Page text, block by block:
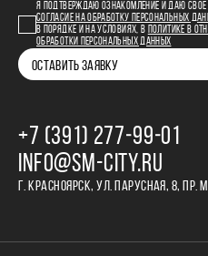
Я ПОДТВЕРЖДАЮ ОЗНАКОМЛЕНИЕ И ДАЮ СВОЕ
СОГЛАСИЕ НА ОБРАБОТКУ ПЕРСОНАЛЬНЫХ
В ПОРЯДКЕ И НА УСЛОВИЯХ, В
ПОЛИТИКЕ В
ОБРАБОТКИ ПЕРСОНАЛЬНЫХ ДАННЫХ
ОСТАВИТЬ ЗАЯВКУ
+7 (391) 277‒99‒01
INFO@SM-CITY.RU
Г. КРАСНОЯРСК, УЛ. ПАРУСНАЯ, 8, ПР.